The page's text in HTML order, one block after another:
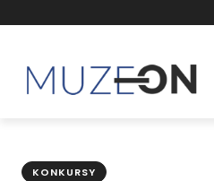
KONKURSY